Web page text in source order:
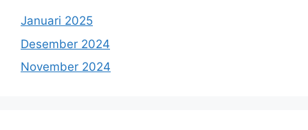
Januari 2025
Desember 2024
November 2024